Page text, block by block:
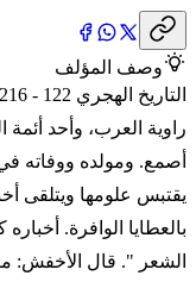
وصف المؤلف
راوية العرب، وأحد أئمة
أصمع. ومولده ووفاته
يقتبس علومها ويتلقى
بالعطايا الوافرة.
الشعر ". قال الأخفش: